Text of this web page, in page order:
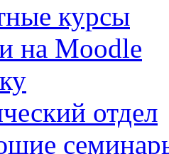
курсы
на Moodle
отдел